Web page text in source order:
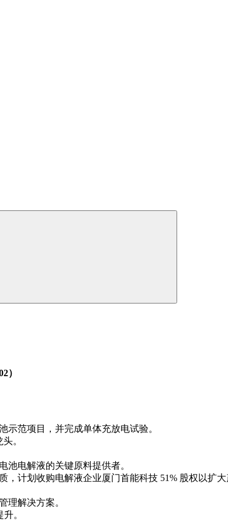
）
示范项目，并完成单体充放电试验。
。
池电解液的关键原料提供者。
计划收购电解液企业厦门首能科技 51% 股权以扩
理解决方案。
。